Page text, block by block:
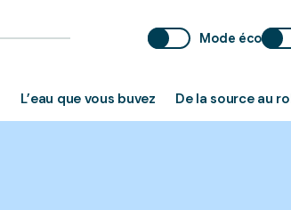
Mode éco
L’eau que vous buvez De la source au